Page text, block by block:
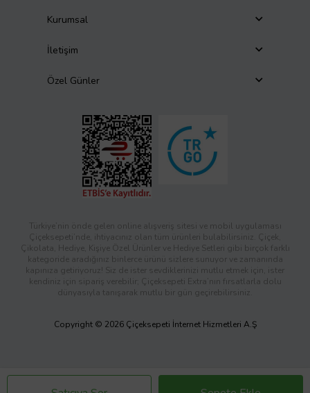
Kurumsal
İletişim
Özel Günler
Türkiye’nin önde gelen online alışveriş sitesi ve mobil uygulaması
Çiçeksepeti’nde, ihtiyacınız olan tüm ürünleri bulabilirsiniz. Çiçek,
Çikolata, Hediye, Kişiye Özel Ürünler ve Hediye Setleri gibi birçok farklı
kategoride aradığınız binlerce ürünü sizlere sunuyor ve zamanında
kapınıza getiriyoruz! Siz de ister sevdiklerinizi mutlu etmek için, ister
kendiniz için sipariş verebilir; Çiçeksepeti Extra’nın fırsatlarla dolu
dünyasıyla tanışarak mutlu bir gün geçirebilirsiniz.
Copyright © 2026 Çiçeksepeti İnternet Hizmetleri A.Ş